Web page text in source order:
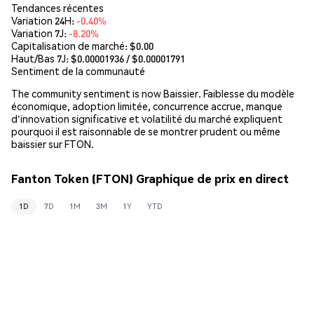
Tendances récentes
Variation 24H: -0.40%
Variation 7J: -8.20%
Capitalisation de marché:$0.00
Haut/Bas 7J: $0.00001936/ $0.00001791
Sentiment de la communauté
The community sentiment is now Baissier. Faiblesse du modèle
économique, adoption limitée, concurrence accrue, manque
d'innovation significative et volatilité du marché expliquent
pourquoi il est raisonnable de se montrer prudent ou même
baissier sur FTON.
Fanton Token (FTON) Graphique de prix en direct
1D 7D 1M 3M 1Y YTD